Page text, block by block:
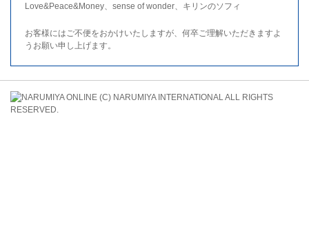
Love&Peace&Money、sense of wonder、キリンのソフィ
お客様にはご不便をおかけいたしますが、何卒ご理解いただきますよ
うお願い申し上げます。